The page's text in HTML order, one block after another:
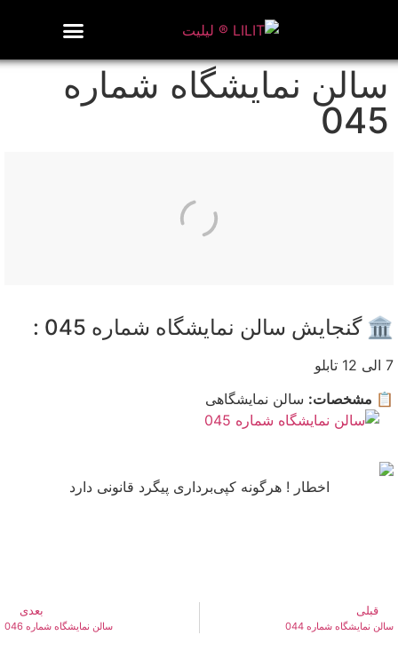
سالن نمایشگاه شماره
045
🏛️ گنجایش سالن نمایشگاه شماره 045 :
7 الی 12 تابلو
📋 مشخصات: سالن نمایشگاهی
اخطار ! هرگونه کپی‌برداری پیگرد قانونی دارد
قبلی
سالن نمایشگاه شماره 044
بعدی
سالن نمایشگاه شماره 046